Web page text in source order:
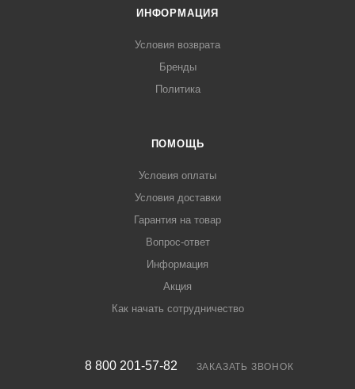
ИНФОРМАЦИЯ
Условия возврата
Бренды
Политика
ПОМОЩЬ
Условия оплаты
Условия доставки
Гарантия на товар
Вопрос-ответ
Информация
Акция
Как начать сотрудничество
8 800 201-57-82 ЗАКАЗАТЬ ЗВОНОК